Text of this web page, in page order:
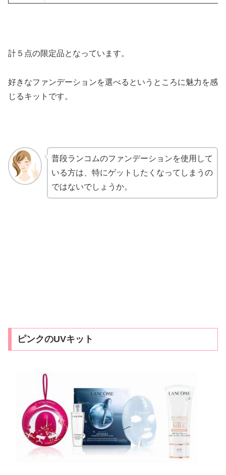
計５点の限定品となっています。
好きなファンデーションを選べるというところに魅力を感
じるキットです。
普段ランコムのファンデーションを使用して
いる方は、特にゲットしたくなってしまうの
ではないでしょうか。
ピンクのUVキット